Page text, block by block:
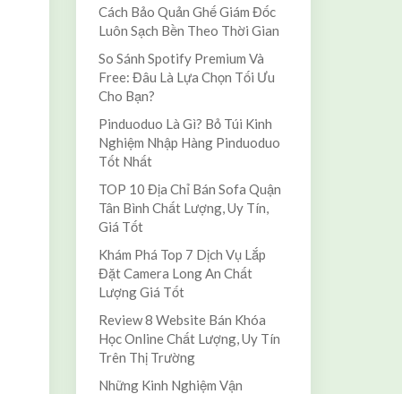
Cách Bảo Quản Ghế Giám Đốc
Luôn Sạch Bền Theo Thời Gian
So Sánh Spotify Premium Và
Free: Đâu Là Lựa Chọn Tối Ưu
Cho Bạn?
Pinduoduo Là Gì? Bỏ Túi Kinh
Nghiệm Nhập Hàng Pinduoduo
Tốt Nhất
TOP 10 Địa Chỉ Bán Sofa Quận
Tân Bình Chất Lượng, Uy Tín,
Giá Tốt
Khám Phá Top 7 Dịch Vụ Lắp
Đặt Camera Long An Chất
Lượng Giá Tốt
Review 8 Website Bán Khóa
Học Online Chất Lượng, Uy Tín
Trên Thị Trường
Những Kinh Nghiệm Vận